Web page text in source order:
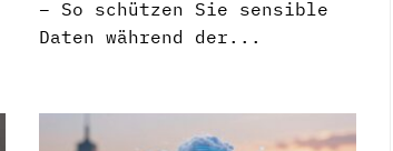
– So schützen Sie sensible
Daten während der...